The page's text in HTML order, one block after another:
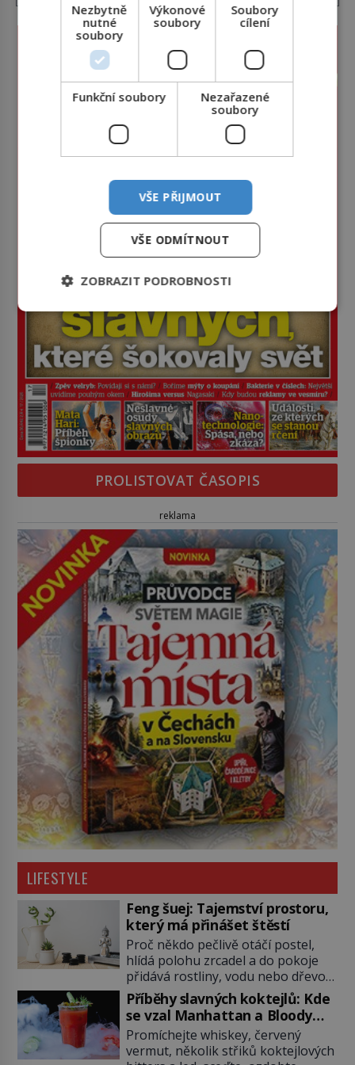
PROLISTOVAT ČASOPIS
reklama
LIFESTYLE
Feng šuej: Tajemství prostoru,
který má přinášet štěstí
Proč někdo pečlivě otáčí postel,
hlídá polohu zrcadel a do pokoje
přidává rostliny, vodu nebo dřevo?
Feng šuej tvrdí, že domov není jen
soubor zdí a nábytku. Je to prostor,
kterým proudí energie čchi a jeho
uspořádání může ovlivňovat, jak se
v něm člověk cítí. Feng šuej má
Příběhy slavných koktejlů: Kde
se vzal Manhattan a Bloody
Mary?
Promíchejte whiskey, červený
vermut, několik střiků koktejlových
Nezbytně
nutné
soubory
Výkonové
soubory
Soubory
cílení
Funkční soubory
Nezařazené
soubory
VŠE PŘIJMOUT
VŠE ODMÍTNOUT
ZOBRAZIT PODROBNOSTI